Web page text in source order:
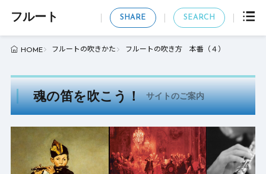
フルート SHARE SEARCH
HOME フルートの吹きかた フルートの吹き方 本番（４）
魂の笛を吹こう！ サイトのご案内